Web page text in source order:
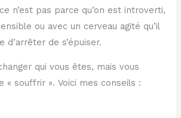
n’est pas parce qu’on est introverti,
ou avec un cerveau agité qu’il
d’arrêter de s’épuiser.
qui vous êtes, mais vous
« souffrir ». Voici mes conseils :